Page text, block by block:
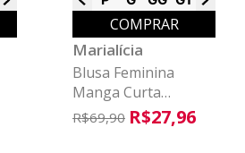
COMPRAR
Marialícia
Blusa Feminina
Manga Curta
Marialícia Azul
R$69,90 R$27,96